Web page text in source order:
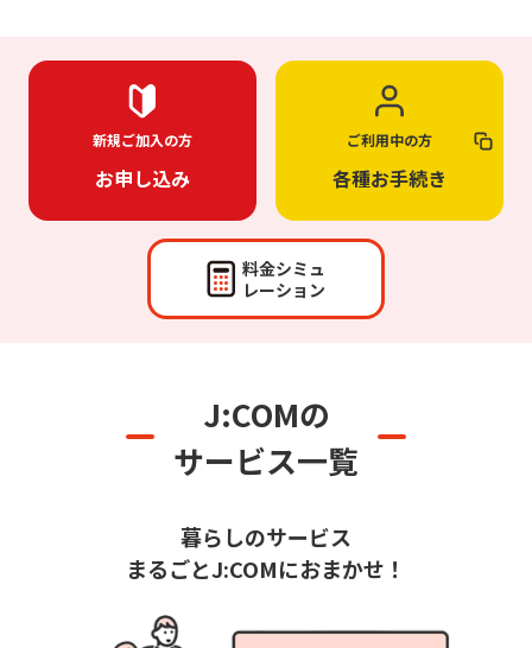
新規ご加入の方
お申し込み
ご利用中の方
各種お手続き
料金シミュ
レーション
J:COMの
サービス一覧
暮らしのサービス
まるごとJ:COMにおまかせ！